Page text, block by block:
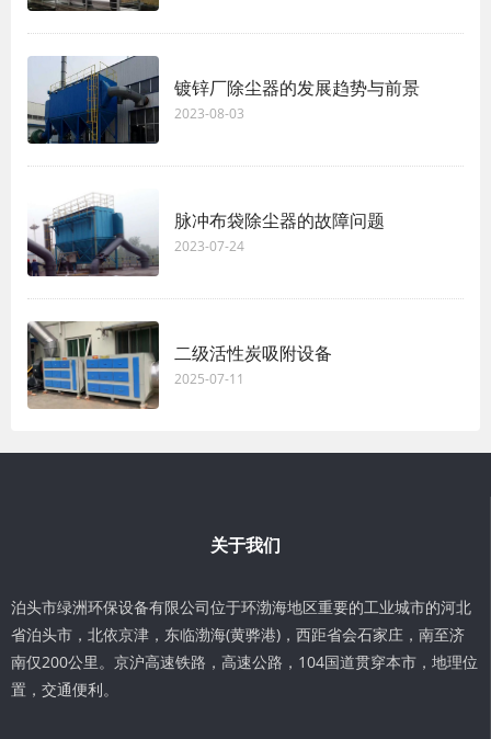
镀锌厂除尘器的发展趋势与前景
2023-08-03
脉冲布袋除尘器的故障问题
2023-07-24
二级活性炭吸附设备
2025-07-11
关于我们
泊头市绿洲环保设备有限公司位于环渤海地区重要的工业城市的河北
省泊头市，北依京津，东临渤海(黄骅港)，西距省会石家庄，南至济
南仅200公里。京沪高速铁路，高速公路，104国道贯穿本市，地理位
置，交通便利。